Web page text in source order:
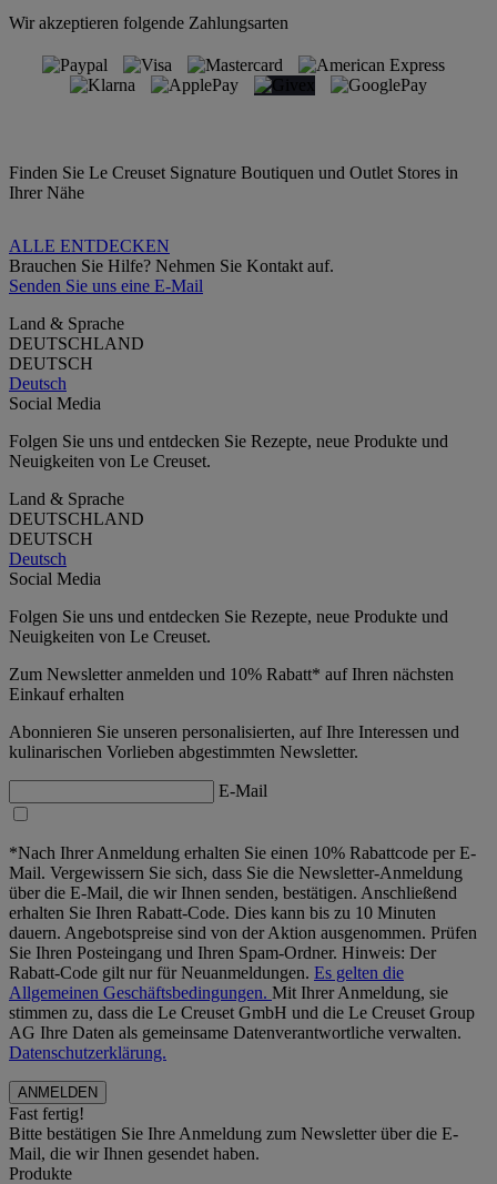
Wir akzeptieren folgende Zahlungsarten
Finden Sie Le Creuset Signature Boutiquen und Outlet Stores in
Ihrer Nähe
ALLE ENTDECKEN
Brauchen Sie Hilfe? Nehmen Sie Kontakt auf.
Senden Sie uns eine E-Mail
Land & Sprache
DEUTSCHLAND
DEUTSCH
Deutsch
Social Media
Folgen Sie uns und entdecken Sie Rezepte, neue Produkte und
Neuigkeiten von Le Creuset.
Land & Sprache
DEUTSCHLAND
DEUTSCH
Deutsch
Social Media
Folgen Sie uns und entdecken Sie Rezepte, neue Produkte und
Neuigkeiten von Le Creuset.
Zum Newsletter anmelden und 10% Rabatt* auf Ihren nächsten
Einkauf erhalten
Abonnieren Sie unseren personalisierten, auf Ihre Interessen und
kulinarischen Vorlieben abgestimmten Newsletter.
E-Mail
*Nach Ihrer Anmeldung erhalten Sie einen 10% Rabattcode per E-
Mail. Vergewissern Sie sich, dass Sie die Newsletter-Anmeldung
über die E-Mail, die wir Ihnen senden, bestätigen. Anschließend
erhalten Sie Ihren Rabatt-Code. Dies kann bis zu 10 Minuten
dauern. Angebotspreise sind von der Aktion ausgenommen. Prüfen
Sie Ihren Posteingang und Ihren Spam-Ordner. Hinweis: Der
Rabatt-Code gilt nur für Neuanmeldungen. Es gelten die
Allgemeinen Geschäftsbedingungen. Mit Ihrer Anmeldung, sie
stimmen zu, dass die Le Creuset GmbH und die Le Creuset Group
AG Ihre Daten als gemeinsame Datenverantwortliche verwalten.
Datenschutzerklärung.
Fast fertig!
Bitte bestätigen Sie Ihre Anmeldung zum Newsletter über die E-
Mail, die wir Ihnen gesendet haben.
Produkte